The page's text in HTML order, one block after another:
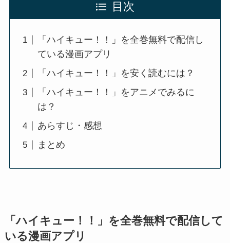
目次
「ハイキュー！！」を全巻無料で配信し
ている漫画アプリ
「ハイキュー！！」を安く読むには？
「ハイキュー！！」をアニメでみるに
は？
あらすじ・感想
まとめ
「ハイキュー！！
」を全巻無料で配信して
いる漫画アプリ